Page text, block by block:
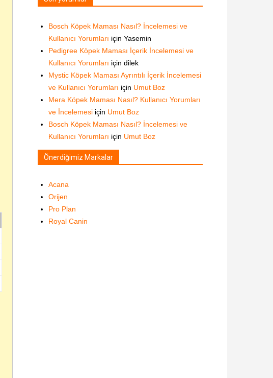
Bosch Köpek Maması Nasıl? İncelemesi ve
Kullanıcı Yorumları için Yasemin
Pedigree Köpek Maması İçerik İncelemesi ve
Kullanıcı Yorumları için dilek
Mystic Köpek Maması Ayrıntılı İçerik İncelemesi
ve Kullanıcı Yorumları için Umut Boz
Mera Köpek Maması Nasıl? Kullanıcı Yorumları
ve İncelemesi için Umut Boz
Bosch Köpek Maması Nasıl? İncelemesi ve
Kullanıcı Yorumları için Umut Boz
Önerdiğimiz Markalar
Acana
Orijen
Pro Plan
Royal Canin